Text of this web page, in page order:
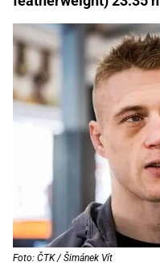
Foto: ČTK / Šimánek Vít